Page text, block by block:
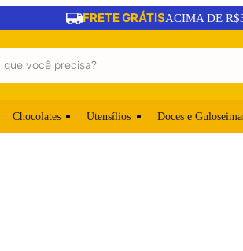
FRETE GRÁTISACIMA DE
Chocolates Utensílios Doces e